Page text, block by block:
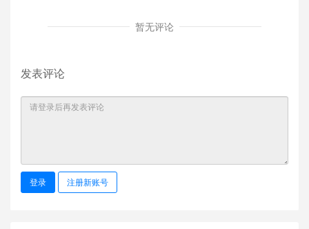
暂无评论
发表评论
登录 注册新账号